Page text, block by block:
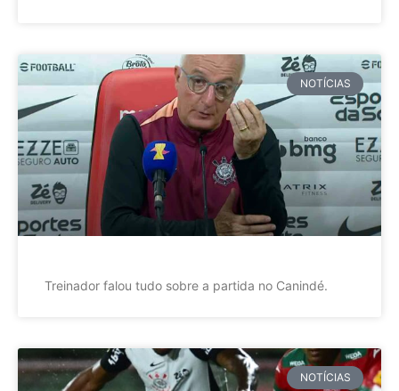
NOTÍCIAS
Treinador falou tudo sobre a partida no Canindé.
NOTÍCIAS